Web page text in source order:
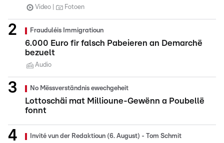
Video Fotoen
Frauduléis Immigratioun
6.000 Euro fir falsch Pabeieren an Demarchë
bezuelt
Audio
No Mëssverständnis ewechgeheit
Lottoschäi mat Millioune-Gewënn a Poubellë
fonnt
Invité vun der Redaktioun (6. August) - Tom Schmit